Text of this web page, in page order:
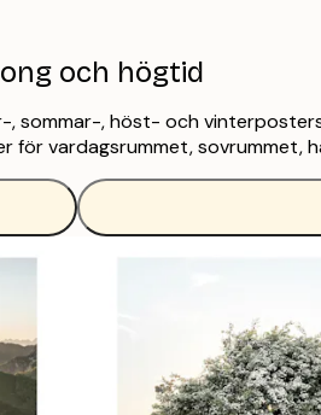
och högtid
, höst- och
vardagsrummet, sovrummet,